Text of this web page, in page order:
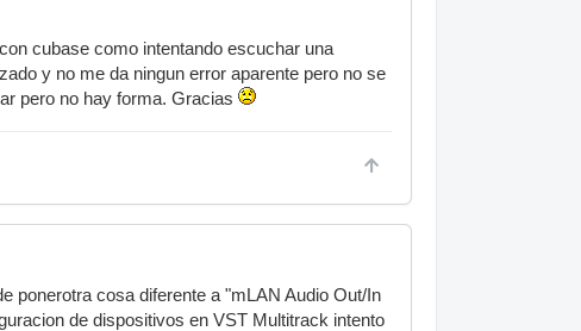
cubase como intentando escuchar una
y no me da ningun error aparente pero no se
pero no hay forma. Gracias
ponerotra cosa diferente a "mLAN Audio Out/In
de dispositivos en VST Multitrack intento